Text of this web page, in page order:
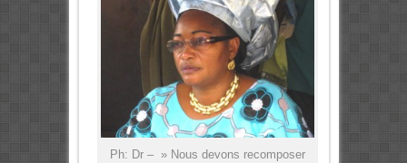
Ph: Dr – » Nous devons recomposer